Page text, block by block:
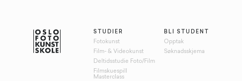
STUDIER
Fotokunst
Film- & Videokunst
Deltidsstudie Foto/Film
Filmskuespill
Masterclass
BLI STUDENT
Opptak
Søknadsskjema